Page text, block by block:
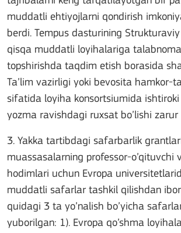
muddatli ehtiyojlarni qondirish
berdi. Tempus dasturining
qisqa muddatli loyihalariga
topshirishda taqdim etish borasida
Ta’lim vazirligi yoki bevosita hamkor-
sifatida loyiha konsortsiumida ishtiroki
yozma ravishdagi ruxsat bo’lishi zarur
3. Yakka tartibdagi safarbarlik
muassasalarning professor-o’qituvchi
hodimlari uchun Evropa
muddatli safarlar tashkil qilishdan
quidagi 3 ta yo’nalish bo’yicha
yuborilgan: 1). Evropa qo’shma